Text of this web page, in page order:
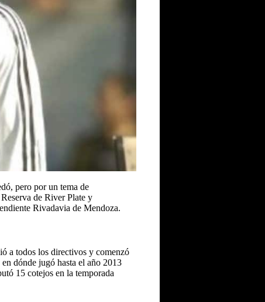
pero por un tema de
de River Plate y
Rivadavia de Mendoza.
a todos los directivos y comenzó
dónde jugó hasta el año 2013
15 cotejos en la temporada